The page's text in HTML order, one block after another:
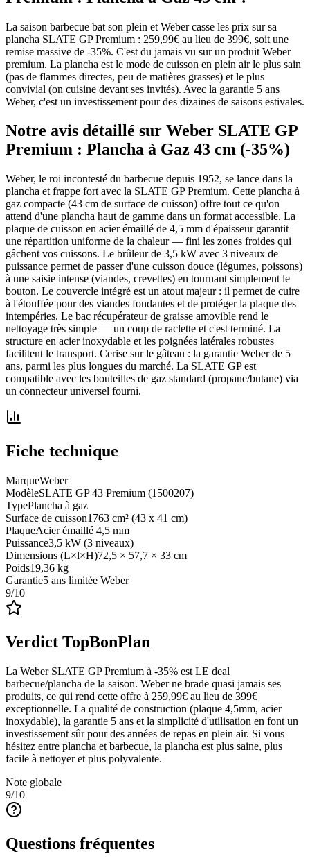
La saison barbecue bat son plein et Weber casse les prix sur sa
plancha SLATE GP Premium : 259,99€ au lieu de 399€, soit une
remise massive de -35%. C'est du jamais vu sur un produit Weber
premium. La plancha est le mode de cuisson en plein air le plus sain
(pas de flammes directes, peu de matières grasses) et le plus
convivial (on cuisine devant ses invités). Avec la garantie 5 ans
Weber, c'est un investissement pour des dizaines de saisons estivales.
Notre avis détaillé sur Weber SLATE GP
Premium : Plancha à Gaz 43 cm (-35%)
Weber, le roi incontesté du barbecue depuis 1952, se lance dans la
plancha et frappe fort avec la SLATE GP Premium. Cette plancha à
gaz compacte (43 cm de surface de cuisson) offre tout ce qu'on
attend d'une plancha haut de gamme dans un format accessible. La
plaque de cuisson en acier émaillé de 4,5 mm d'épaisseur garantit
une répartition uniforme de la chaleur — fini les zones froides qui
gâchent vos cuissons. Le brûleur de 3,5 kW avec 3 niveaux de
puissance permet de passer d'une cuisson douce (légumes, poissons)
à une saisie intense (viandes, crevettes) en tournant simplement le
bouton. Le couvercle intégré est un atout majeur : il permet de cuire
à l'étouffée pour des viandes fondantes et de protéger la plaque des
intempéries. Le bac récupérateur de graisse amovible rend le
nettoyage très simple — un coup de raclette et c'est terminé. La
structure en acier inoxydable et les poignées latérales robustes
facilitent le transport. Cerise sur le gâteau : la garantie Weber de 5
ans, parmi les plus longues du marché. La SLATE GP est
compatible avec les bouteilles de gaz standard (propane/butane) via
un connecteur universel fourni.
Fiche technique
MarqueWeber
ModèleSLATE GP 43 Premium (1500207)
TypePlancha à gaz
Surface de cuisson1763 cm² (43 x 41 cm)
PlaqueAcier émaillé 4,5 mm
Puissance3,5 kW (3 niveaux)
Dimensions (L×l×H)72,5 × 57,7 × 33 cm
Poids19,36 kg
Garantie5 ans limitée Weber
9/10
Verdict TopBonPlan
La Weber SLATE GP Premium à -35% est LE deal
barbecue/plancha de la saison. Weber ne brade quasi jamais ses
produits, ce qui rend cette offre à 259,99€ au lieu de 399€
exceptionnelle. La qualité de construction (plaque 4,5mm, acier
inoxydable), la garantie 5 ans et la simplicité d'utilisation en font un
investissement sûr pour des années de repas en plein air. Si vous
hésitez entre plancha et barbecue, la plancha est plus saine, plus
facile à nettoyer et plus polyvalente.
Note globale
9/10
Questions fréquentes